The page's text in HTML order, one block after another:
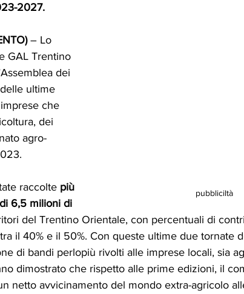
pubbliciltà
2027.
– Lo
GAL Trentino
dei
ultime
che
dei
agro-
raccolte più
6,5 milioni di
del Trentino Orientale, con percentuali di
il 40% e il 50%. Con queste ultime due tornate
di bandi perlopiù rivolti alle imprese locali, sia
dimostrato che rispetto alle prime edizioni, il
netto avvicinamento del mondo extra-agricolo